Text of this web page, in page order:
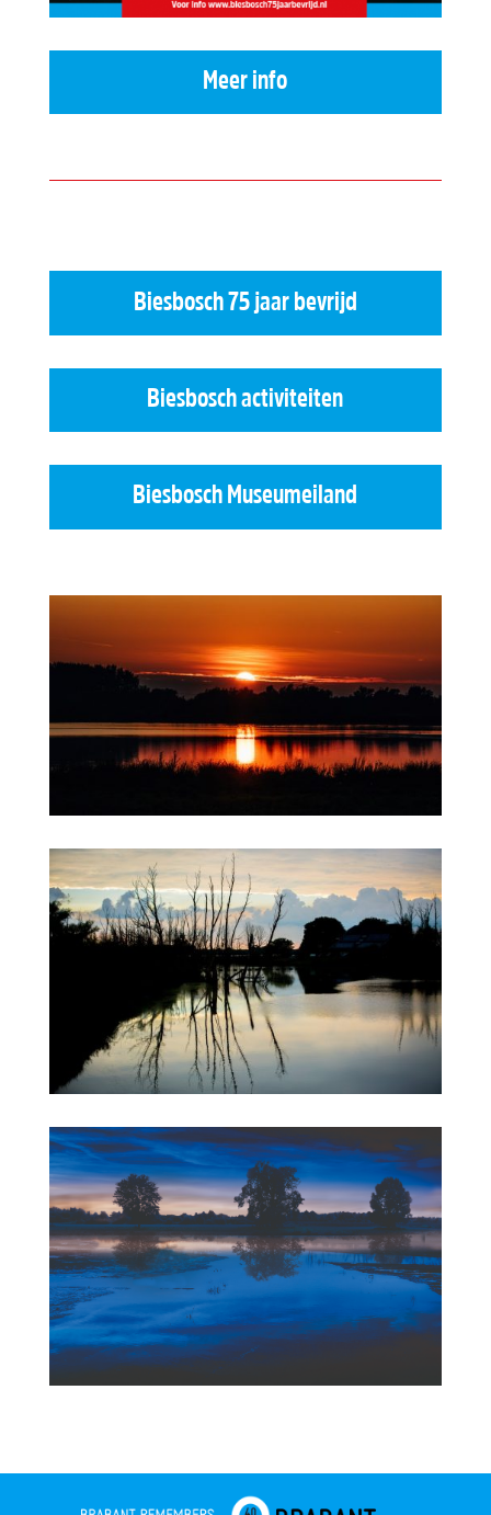
Meer info
Biesbosch 75 jaar bevrijd
Biesbosch activiteiten
Biesbosch Museumeiland